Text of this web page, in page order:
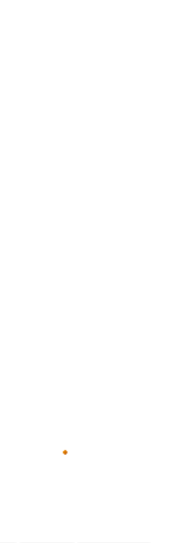
Partenaire premium